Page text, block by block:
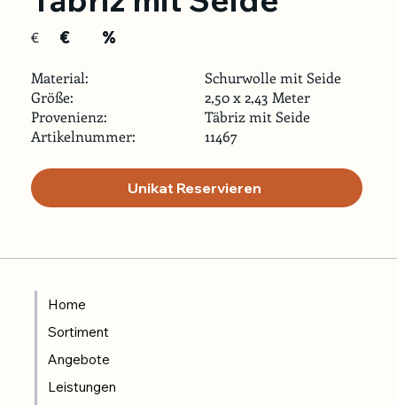
€ € %
Material:
Größe:
Provenienz:
Artikelnummer:
Unikat Reservieren
Schurwolle mit Seide
2,50 x 2,43 Meter
Täbriz mit Seide
11467
Home
Sortiment
Angebote
Leistungen